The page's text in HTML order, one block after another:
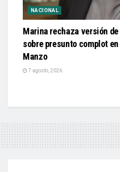
NACIONAL
Marina rechaza versión
sobre presunto complot
Manzo
7 agosto, 2026